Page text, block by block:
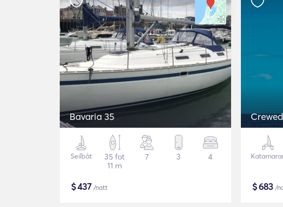
Bavaria 35
Seilbåt
35 fot
11 m
7 3 4
$437 /natt $683 /